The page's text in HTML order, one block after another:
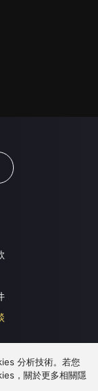
分析技術。若您
，關於更多相關隱